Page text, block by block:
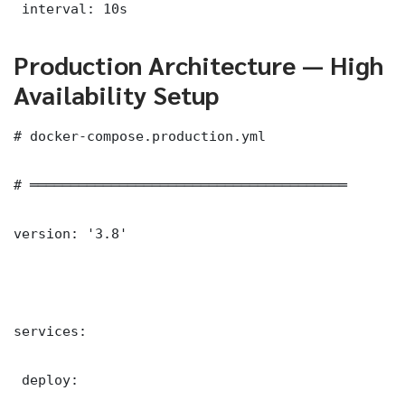
interval: 10s
Production Architecture — High
Availability Setup
# docker-compose.production.yml
# ═══════════════════════════════════════
version: '3.8'
services:
deploy: